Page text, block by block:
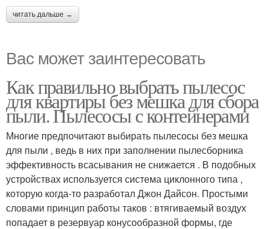
читать дальше →
Вас может заинтересовать
Как правильно выбрать пылесос
для квартиры без мешка для сбора
пыли. Пылесосы с контейнерами
Многие предпочитают выбирать пылесосы без мешка
для пыли , ведь в них при заполнении пылесборника
эффективность всасывания не снижается . В подобных
устройствах используется система циклонного типа ,
которую когда-то разработал Джон Дайсон. Простыми
словами принцип работы таков : втягиваемый воздух
попадает в резервуар конусообразной формы, где